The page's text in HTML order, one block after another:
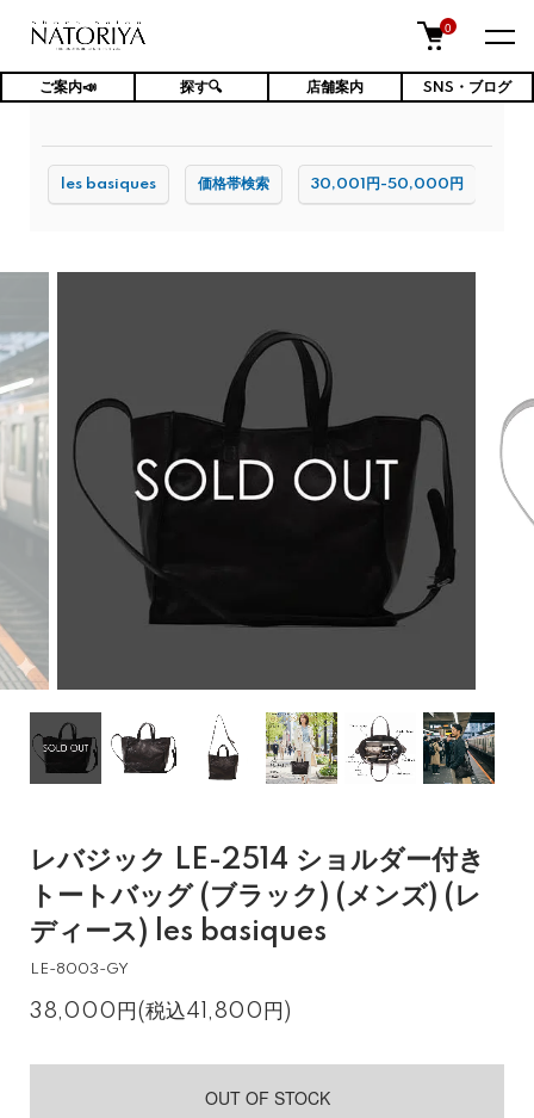
0
ご案内📣 探す🔍 店舗案内 SNS・ブログ
TOP
les basiques 価格帯検索 30,001円-50,000円
レバジック LE-2514 ショルダー付き
トートバッグ (ブラック) (メンズ) (レ
ディース) les basiques
LE-8003-GY
38,000円(税込41,800円)
OUT OF STOCK